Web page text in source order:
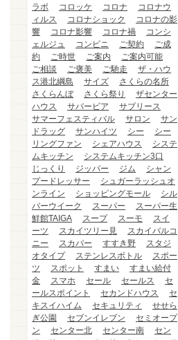
ラボ
コロッケ コロナ
コロナウ
ィルス
コロナショック
コロナの影
響
コロナ影響 コロナ禍
コンシ
ェルジュ
コンビニ ご契約
ご成
約
ご時世 ご案内
ご案内可能
ご相談
ご褒美 ご馳走
ザ・ハウ
ス港北綱島
サイズ
さくらの名所
さくらんぼ
さくら祭り
ザセンター
ハウス
サバービア
サブリース
サマーフェスティバル
サロン
サン
ドラッグ
サンハイツ シー
シー
リングファン
シェアハウス
システ
ムキッチン
システムキッチン3口
じっくり
ジッパー ジム
シャン
プードレッサー
シュガーラッシュオ
ンライン
ショッピングモール
シル
バーウイーク
スーパー
スーパー生
鮮館TAIGA
スープ スーモ
スイ
ーツ
スカイツリー見
スカイバルコ
ニー
スカパー すすき野
スタジ
オタイプ
ステンレスボトル
スポー
ツ
スポット すまい
すまい給付
金
スマホ セール セールス
セ
ールスポイント
セカンドハウス
セ
キスイハイム
セキュリティ
せせら
ぎ公園
セブンイレブン
セミオープ
ン
センター北 センター南
セン